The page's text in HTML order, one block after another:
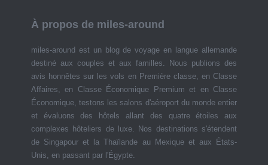
À propos de miles-around
miles-around est un blog de voyage en langue allemande
destiné aux couples et aux familles. Nous publions des
avis honnêtes sur les vols en Première classe, en Classe
Affaires, en Classe Économique Premium et en Classe
Économique, testons les salons d'aéroport du monde entier
et évaluons des hôtels allant des quatre étoiles aux
complexes hôteliers de luxe. Nos destinations s'étendent
de Singapour et la Thaïlande au Mexique et aux États-
Unis, en passant par l'Égypte.